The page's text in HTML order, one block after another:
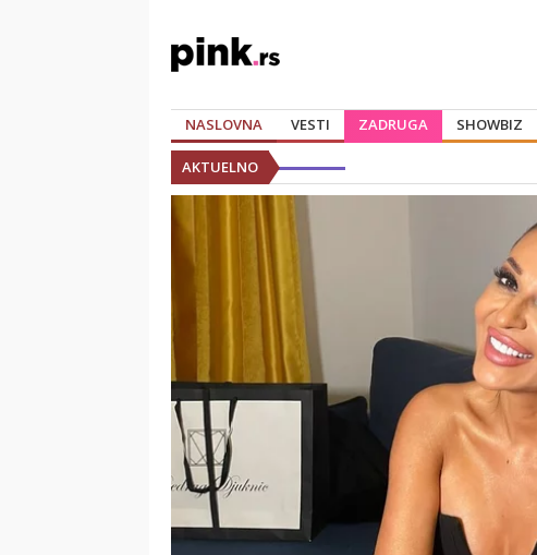
NASLOVNA VESTI ZADRUGA SHOWBIZ
AKTUELNO